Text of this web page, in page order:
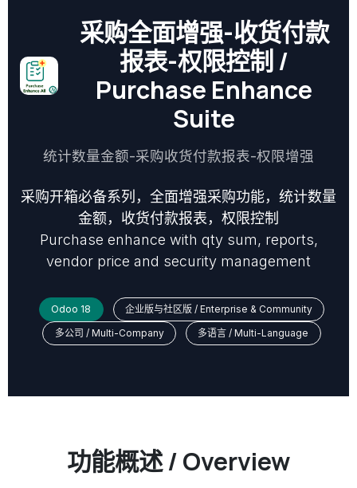
采购全面增强-收货付款
报表-权限控制 /
Purchase Enhance
Suite
统计数量金额-采购收货付款报表-权限增强
采购开箱必备系列，全面增强采购功能，统计数量
金额，收货付款报表，权限控制
Purchase enhance with qty sum, reports,
vendor price and security management
Odoo 18
企业版与社区版 / Enterprise & Community
多公司 / Multi-Company
多语言 / Multi-Language
功能概述 / Overview